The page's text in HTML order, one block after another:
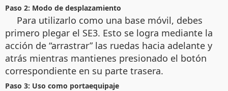
Paso 2: Modo de desplazamiento
Para utilizarlo como una base móvil, debes
primero plegar el SE3. Esto se logra mediante la
acción de “arrastrar” las ruedas hacia adelante y
atrás mientras mantienes presionado el botón
correspondiente en su parte trasera.
Paso 3: Uso como portaequipaje